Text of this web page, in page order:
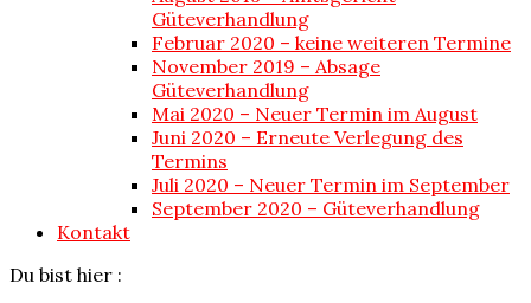
Güteverhandlung
Februar 2020 – keine weiteren Termine
November 2019 – Absage
Güteverhandlung
Mai 2020 – Neuer Termin im August
Juni 2020 – Erneute Verlegung des
Termins
Juli 2020 – Neuer Termin im September
September 2020 – Güteverhandlung
Kontakt
Du bist hier :